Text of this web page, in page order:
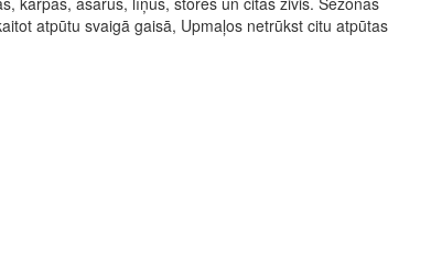
atpūtu svaigā gaisā, Upmaļos netrūkst citu atpūtas